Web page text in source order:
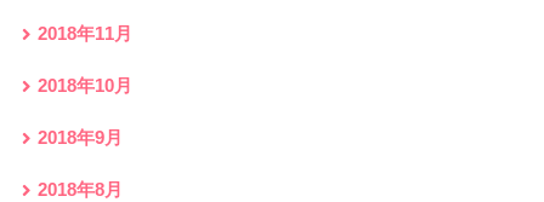
2018年11月
2018年10月
2018年9月
2018年8月